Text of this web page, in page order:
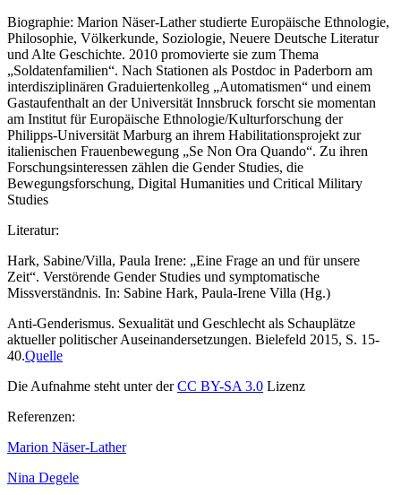
Biographie: Marion Näser-Lather studierte Europäische Ethnologie,
Philosophie, Völkerkunde, Soziologie, Neuere Deutsche Literatur
und Alte Geschichte. 2010 promovierte sie zum Thema
„Soldatenfamilien“. Nach Stationen als Postdoc in Paderborn am
interdisziplinären Graduiertenkolleg „Automatismen“ und einem
Gastaufenthalt an der Universität Innsbruck forscht sie momentan
am Institut für Europäische Ethnologie/Kulturforschung der
Philipps-Universität Marburg an ihrem Habilitationsprojekt zur
italienischen Frauenbewegung „Se Non Ora Quando“. Zu ihren
Forschungsinteressen zählen die Gender Studies, die
Bewegungsforschung, Digital Humanities und Critical Military
Studies
Literatur:
Hark, Sabine/Villa, Paula Irene: „Eine Frage an und für unsere
Zeit“. Verstörende Gender Studies und symptomatische
Missverständnis. In: Sabine Hark, Paula-Irene Villa (Hg.)
Anti-Genderismus. Sexualität und Geschlecht als Schauplätze
aktueller politischer Auseinandersetzungen. Bielefeld 2015, S. 15-
40.Quelle
Die Aufnahme steht unter derCC BY-SA 3.0 Lizenz
Referenzen:
Marion Näser-Lather
Nina Degele